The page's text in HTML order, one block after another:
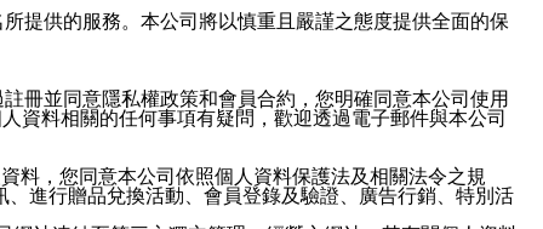
提供的服務。本公司將以慎重且嚴謹之態度提供全面的保
冊並同意隱私權政策和會員合約，您明確同意本公司使用
資料相關的任何事項有疑問，歡迎透過電子郵件與本公司
料，您同意本公司依照個人資料保護法及相關法令之規
進行贈品兌換活動、會員登錄及驗證、廣告行銷、特別活